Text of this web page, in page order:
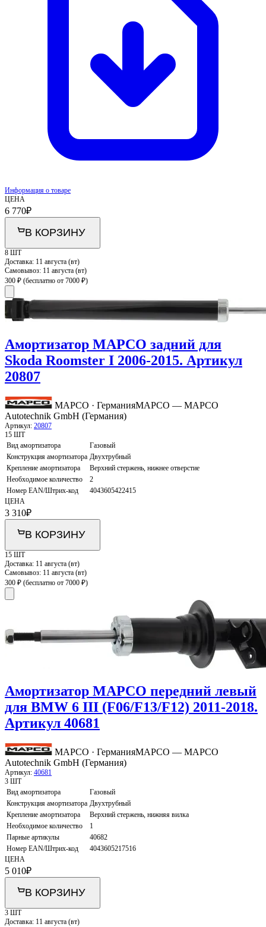
Информация о товаре
ЦЕНА
6 770₽
В КОРЗИНУ
8 ШТ
Доставка: 11 августа (вт)
Самовывоз: 11 августа (вт)
300 ₽ (бесплатно от 7000 ₽)
Амортизатор MAPCO задний для
Skoda Roomster I 2006-2015. Артикул
20807
MAPCO · ГерманияMAPCO — MAPCO
Autotechnik GmbH (Германия)
Артикул: 20807
15 ШТ
Вид амортизатора
Газовый
Конструкция амортизатора Двухтрубный
Крепление амортизатора
Верхний стержень, нижнее отверстие
Необходимое количество
2
Номер EAN/Штрих-код
4043605422415
ЦЕНА
3 310₽
В КОРЗИНУ
15 ШТ
Доставка: 11 августа (вт)
Самовывоз: 11 августа (вт)
300 ₽ (бесплатно от 7000 ₽)
Амортизатор MAPCO передний левый
для BMW 6 III (F06/F13/F12) 2011-2018.
Артикул 40681
MAPCO · ГерманияMAPCO — MAPCO
Autotechnik GmbH (Германия)
Артикул: 40681
3 ШТ
Вид амортизатора
Газовый
Конструкция амортизатора Двухтрубный
Крепление амортизатора
Верхний стержень, нижняя вилка
Необходимое количество
1
Парные артикулы
40682
Номер EAN/Штрих-код
4043605217516
ЦЕНА
5 010₽
В КОРЗИНУ
3 ШТ
Доставка: 11 августа (вт)